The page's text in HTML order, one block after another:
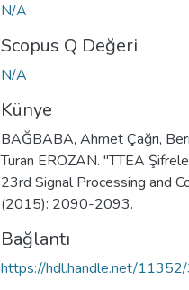
N/A
Scopus Q Değeri
N/A
Künye
BAĞBABA, Ahmet Çağrı,
Turan EROZAN. "TTEA
23rd Signal Processing and
(2015): 2090-2093.
Bağlantı
https://hdl.handle.net/